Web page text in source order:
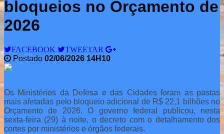
bloqueios no Orçamento de
2026
FACEBOOK
TWEETAR
Postado 02/06/2026 14H10
Os Ministérios da Defesa e das Cidades foram as pastas
mais afetadas pelo bloqueio adicional de R$ 22,1 bilhões no
Orçamento de 2026. O governo federal publicou, nesta
sexta-feira (29) à noite, o decreto com o detalhamento dos
cortes por ministérios e órgãos federais.